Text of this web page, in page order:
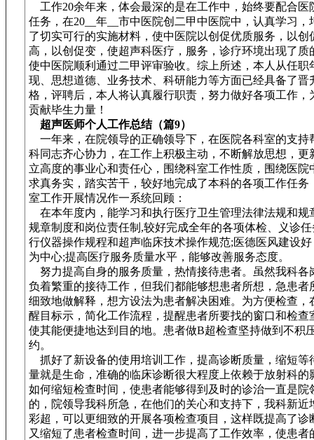
工作20余年来，体会最深的是在工作中，始终要配合医
任务，在20__年__市中医院创二甲中医院中，认真学习，
了切实可行的实施材料，使中医院以创促优质服务，以创
高，以创促变，使超声科医疗，服务，诊疗环境出现了质
使中医院顺利通过二甲评审验收。综上所述，本人从任职
现、思想道德、业务技术、科研能力等方面已经具备了晋
格，评聘后，本人将认真履行职责，努力做好各项工作，
贡献毕生力量！
超声医师个人工作总结（篇9）
一年来，在院领导的正确领导下，在医院各科室的支持
科同志齐心协力，在工作上积极主动，不断解放思想，更
立高度的事业心和责任心，围绕科室工作性质，围绕医院
求真务实，踏实苦干，较好地完成了本科的各项工作任务
室工作开展情况作一系统回顾：
在本年度内，能学习和执行医疗卫生管理法律法规和规
规章制度和岗位责任制,较好完成全年的各项体检、义诊
行仪器操作规程和超声临床技术操作规范;医德医风建设
为中心;提高医疗服务质量水平，能够改善服务态度。
努力提高自身的服务质量，热情接待患者。虽然我科各
负着繁重的接待工作，但我们都能够想患者所想，急患者
细致地做解释，想方设法为患者解决困难。为方便检查，
醒目标示，简化工作流程，提醒患者所要找的窗口和检查
使其能便捷地达到目的地。患者做B超检查坚持做到不积
约。
抓好了新设备的使用培训工作，提高诊断质量，缩短等
量就是生命，准确的临床诊断很大程度上依赖于放射科的
如何缩短检查时间，使患者能够得到及时的诊治一直是院
的，院领导我科所急，在他们的关心和支持下，我科新近
彩超，可以更细致的开展各项检查项目，这样既提高了诊
又缩短了患者检查时间，进一步提高了工作效率，使患者